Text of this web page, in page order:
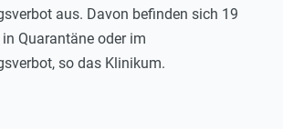
aus. Davon befinden sich 19
Quarantäne oder im
so das Klinikum.